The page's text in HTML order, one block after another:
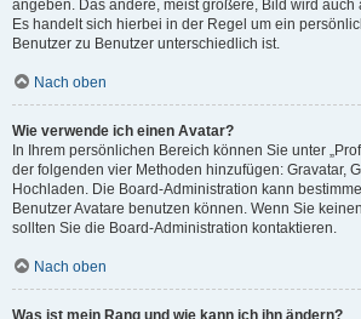
angeben. Das andere, meist größere, Bild wird auch
Es handelt sich hierbei in der Regel um ein
Benutzer zu Benutzer unterschiedlich ist.
Nach oben
Wie verwende ich einen Avatar?
In Ihrem persönlichen Bereich können Sie unter
der folgenden vier Methoden hinzufügen: Gravatar,
Hochladen. Die Board-Administration kann
Benutzer Avatare benutzen können. Wenn Sie
sollten Sie die Board-Administration kontaktieren.
Nach oben
Was ist mein Rang und wie kann ich ihn ändern?